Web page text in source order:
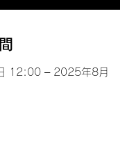
12:00 – 2025年8月